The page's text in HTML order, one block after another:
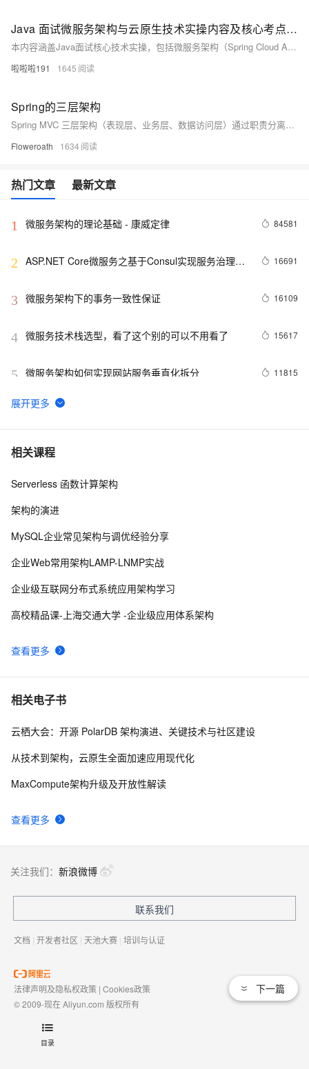
目录
Java 面试微服务架构与云原生技术实操内容及核心考点梳理 Java 面试
本内容涵盖Java面试核心技术实操，包括微服务架构（Spring Cloud Alibaba）、响应式编程（WebFlux）、容器化（Docker+K8s）、函数式编程、多级缓存、分库分表、链路追踪（Skywalking）等大厂高频考点，助你系统提升面试能力。
啦啦啦191 1645
Spring的三层架构
Spring MVC 三层架构（表现层、业务层、数据访问层）通过职责分离提升代码可维护性与扩展性。表现层（Controller）接收请求并返回响应；业务层（Service）处理核心逻辑与事务；数据访问层（Mapper）负责数据库操作与数据映射，共同实现高效、清晰的系统开发。
Floweroath 1634
热门文章 最新文章
1 微服务架构的理论基础 - 康威定律 84581
2 ASP.NET Core微服务之基于Consul实现服务治理
16691
3 微服务架构下的事务一致性保证 16109
4 微服务技术栈选型，看了这个别的可以不用看了 15617
5 微服务架构如何实现网站服务垂直化拆分 11815
6 阿里巴巴微服务开源项目盘点（持续更新）
7 初识SpringCloud（2）集群/分布式/微服务/SOA的相
8 Istio从懵圈到熟练 – 二分之一活的微服务
10主流微服务注册中心浅析和对比
相关课程
查看更多
Serverless 函数计算架构
架构的演进
MySQL企业常见架构与调优经验分享
企业Web常用架构LAMP-LNMP实战
企业级互联网分布式系统应用架构学习
高校精品课-上海交通大学 -企业级应用体系架构
相关电子书
查看更多
云栖大会：开源 PolarDB 架构演进、关键技术与社区建设
从技术到架构，云原生全面加速应用现代化
MaxCompute架构升级及开放性解读
下一篇
关注我们： 新浪微博
联系我们
文档 | 开发者社区 | 天池大赛 | 培训与认证
法律声明及隐私权政策 | Cookies政策
© 2009-现在 Aliyun.com 版权所有
域名注册服务机构许可：